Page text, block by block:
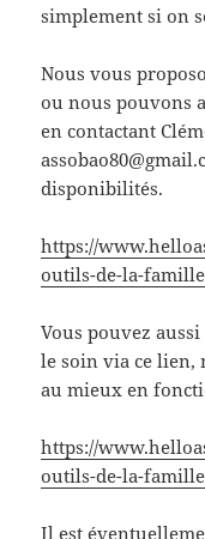
simplement si on
Nous vous
ou nous pouvons
en contactant
disponibilités.
https://
outils-de-la-famille
Vous pouvez
le soin via ce lien,
au mieux en
https://
outils-de-la-
Il est